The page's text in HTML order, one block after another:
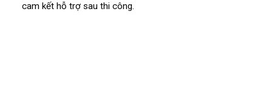
cam kết hỗ trợ sau thi công.